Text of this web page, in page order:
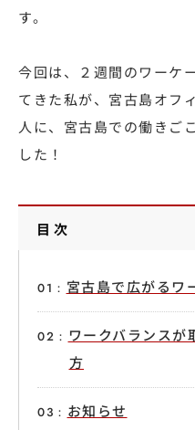
す。
今回は、２週間のワーケ
てきた私が、宮古島オフ
人に、宮古島での働きご
した！
目次
宮古島で広がるワ
ワークバランスが
方
お知らせ